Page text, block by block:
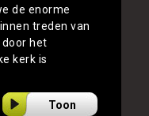
de enorme
treden van
het
kerk is
Toon